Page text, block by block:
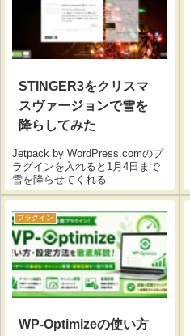
STINGER3をクリスマ
スヴァージョンで雪を
降らしてみた
Jetpack by WordPress.comのプ
ラグインを入れると1月4日まで
雪を降らせてくれる
プラグイン
WP-Optimizeの使い方